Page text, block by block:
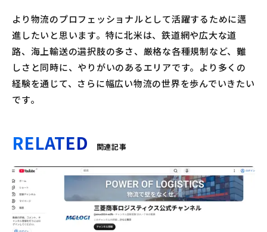
より物流のプロフェッショナルとして活躍するために邁
進したいと思います。特に北米は、鉄道網や広大な道
路、海上輸送の選択肢の多さ、厳格な各種規制など、難
しさと同時に、やりがいのあるエリアです。より多くの
経験を通じて、さらに幅広い物流の世界を歩んでいきたい
です。
RELATED 関連記事